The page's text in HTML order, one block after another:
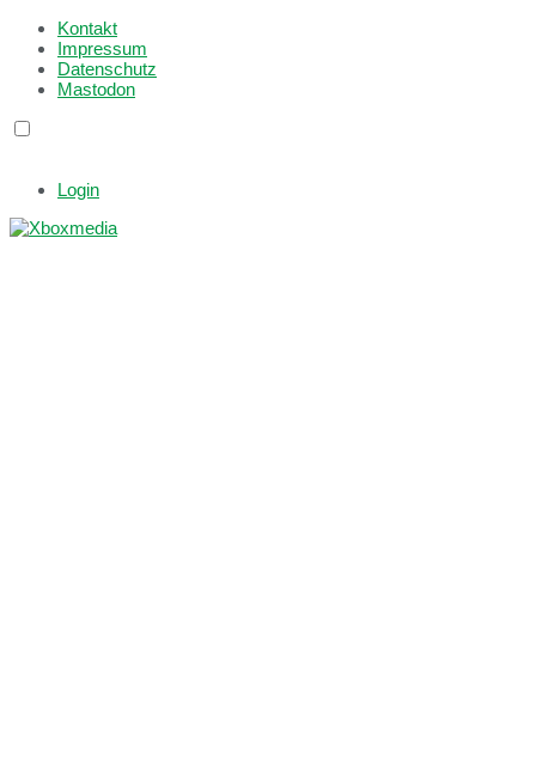
Kontakt
Impressum
Datenschutz
Mastodon
Login